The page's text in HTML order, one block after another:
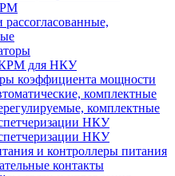
рассогласованные,
для НКУ
коэффициента мощности
комплектные
комплектные
НКУ
НКУ
и контроллеры питания
контакты